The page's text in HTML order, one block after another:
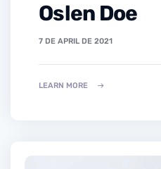
Oslen Doe
7 DE APRIL DE 2021
LEARN MORE